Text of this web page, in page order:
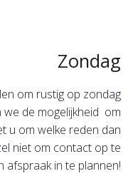
Zondag
om rustig op zondag
we de mogelijkheid om
u om welke reden dan
niet om contact op te
afspraak in te plannen!